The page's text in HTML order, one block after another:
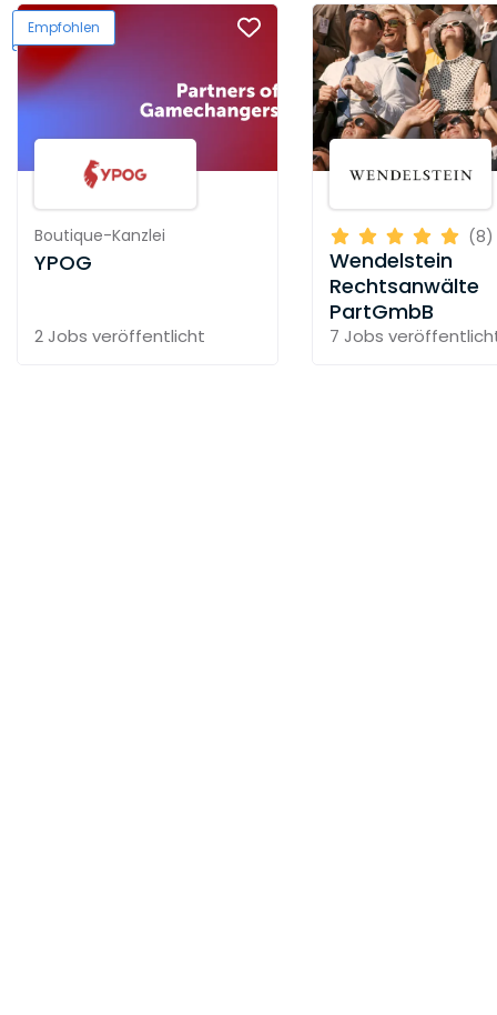
Empfohlen
Boutique-Kanzlei
YPOG
2 Jobs veröffentlicht
(8)
Wendelstein
Rechtsanwälte
PartGmbB
7 Jobs